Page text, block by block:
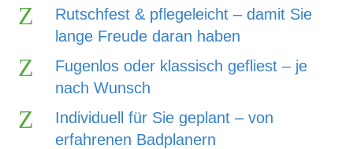
Z
Rutschfest & pflegeleicht – damit Sie
lange Freude daran haben
Z
Fugenlos oder klassisch gefliest – je
nach Wunsch
Z
Individuell für Sie geplant – von
erfahrenen Badplanern